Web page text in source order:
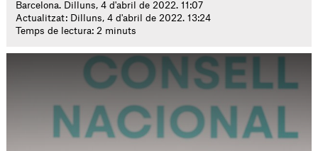
Barcelona. Dilluns, 4 d'abril de 2022. 11:07
Actualitzat: Dilluns, 4 d'abril de 2022. 13:24
Temps de lectura: 2 minuts